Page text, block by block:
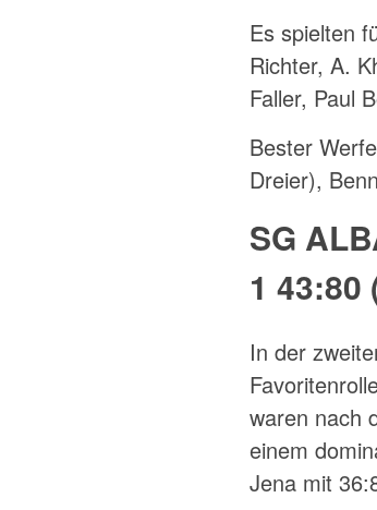
Es spielten
Richter, A.
Faller, Paul
Bester
Dreier),
SG
1 43:80
In der
waren nach
einem
Jena mit